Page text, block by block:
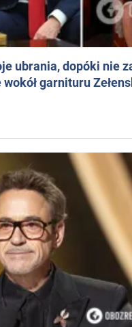
ubrania, dopóki nie
garnituru